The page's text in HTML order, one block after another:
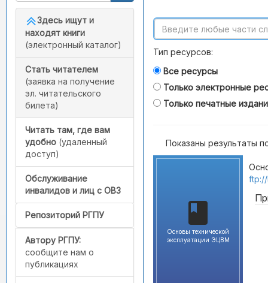
Здесь ищут и
находят книги
(электронный каталог)
Стать читателем
(заявка на получение
эл. читательского
билета)
Читать там, где вам
удобно (удаленный
доступ)
Обслуживание
инвалидов и лиц с ОВЗ
Репозиторий РГПУ
Автору РГПУ:
сообщите нам о
публикациях
Тип ресурсов:
Все ресурсы
Только электронные
Только печатные
Показаны результаты
Основы технической
эксплуатации ЭЦВМ